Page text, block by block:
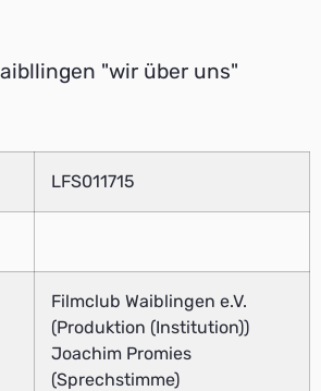
"wir über uns"
LFS011715
Filmclub Waiblingen e.V.
(Produktion (Institution))
Joachim Promies
(Sprechstimme)